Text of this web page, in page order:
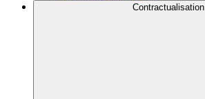
Contractualisation